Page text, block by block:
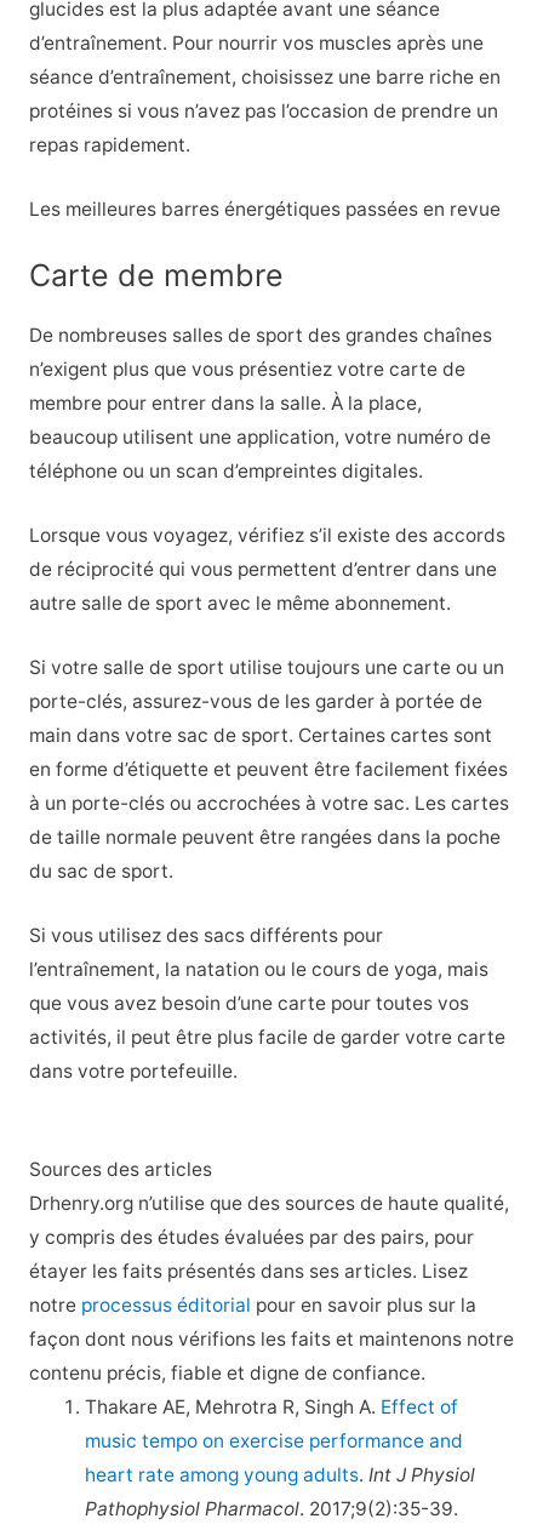
glucides est la plus adaptée avant une séance
d’entraînement. Pour nourrir vos muscles après une
séance d’entraînement, choisissez une barre riche en
protéines si vous n’avez pas l’occasion de prendre un
repas rapidement.
Les meilleures barres énergétiques passées en revue
Carte de membre
De nombreuses salles de sport des grandes chaînes
n’exigent plus que vous présentiez votre carte de
membre pour entrer dans la salle. À la place,
beaucoup utilisent une application, votre numéro de
téléphone ou un scan d’empreintes digitales.
Lorsque vous voyagez, vérifiez s’il existe des accords
de réciprocité qui vous permettent d’entrer dans une
autre salle de sport avec le même abonnement.
Si votre salle de sport utilise toujours une carte ou un
porte-clés, assurez-vous de les garder à portée de
main dans votre sac de sport. Certaines cartes sont
en forme d’étiquette et peuvent être facilement fixées
à un porte-clés ou accrochées à votre sac. Les cartes
de taille normale peuvent être rangées dans la poche
du sac de sport.
Si vous utilisez des sacs différents pour
l’entraînement, la natation ou le cours de yoga, mais
que vous avez besoin d’une carte pour toutes vos
activités, il peut être plus facile de garder votre carte
dans votre portefeuille.
Sources des articles
Drhenry.org n’utilise que des sources de haute qualité,
y compris des études évaluées par des pairs, pour
étayer les faits présentés dans ses articles. Lisez
notre processus éditorial pour en savoir plus sur la
façon dont nous vérifions les faits et maintenons notre
contenu précis, fiable et digne de confiance.
Thakare AE, Mehrotra R, Singh A. Effect of
music tempo on exercise performance and
heart rate among young adults. Int J Physiol
Pathophysiol Pharmacol. 2017;9(2):35-39.